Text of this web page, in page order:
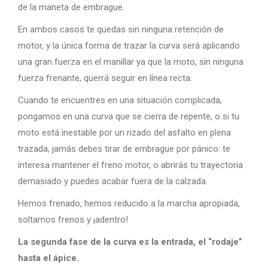
de la maneta de embrague.
En ambos casos te quedas sin ninguna retención de
motor, y la única forma de trazar la curva será aplicando
una gran fuerza en el manillar ya que la moto, sin ninguna
fuerza frenante, querrá seguir en línea recta.
Cuando te encuentres en una situación complicada,
pongamos en una curva que se cierra de repente, o si tu
moto está inestable por un rizado del asfalto en plena
trazada, jamás debes tirar de embrague por pánico: te
interesa mantener el freno motor, o abrirás tu trayectoria
demasiado y puedes acabar fuera de la calzada.
Hemos frenado, hemos reducido a la marcha apropiada,
soltamos frenos y ¡adentro!
La segunda fase de la curva es la entrada, el “rodaje”
hasta el ápice.